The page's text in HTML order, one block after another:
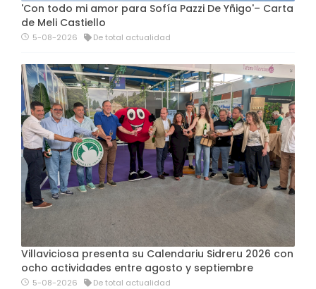
'Con todo mi amor para Sofía Pazzi De Yñigo'– Carta
de Meli Castiello
5-08-2026 De total actualidad
Villaviciosa presenta su Calendariu Sidreru 2026 con
ocho actividades entre agosto y septiembre
5-08-2026 De total actualidad